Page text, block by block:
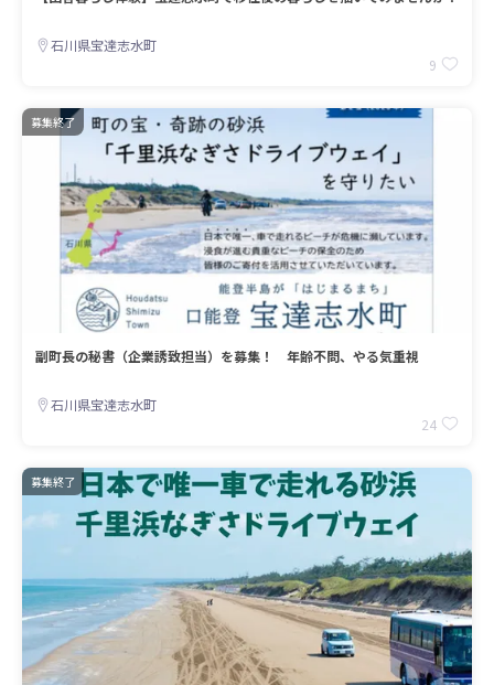
石川県宝達志水町
9
募集終了
副町長の秘書（企業誘致担当）を募集！ 年齢不問、やる気重視
石川県宝達志水町
24
募集終了